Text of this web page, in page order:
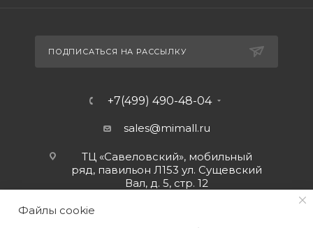
ПОДПИСАТЬСЯ НА РАССЫЛКУ
+7(499) 490-48-04
sales@mimall.ru
ТЦ «Савеловский», мобильный
ряд, павильон Л153 ул. Сущевский
Вал, д. 5, стр. 12
Файлы cookie